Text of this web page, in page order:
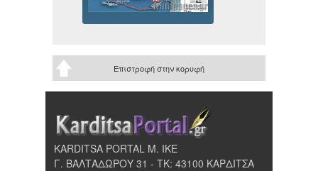
Επιστροφή στην κορυφή
KARDITSA PORTAL Μ. ΙΚΕ
Γ. ΒΑΛΤΑΔΩΡΟΥ 31 - ΤΚ: 43100 ΚΑΡΔΙΤΣΑ